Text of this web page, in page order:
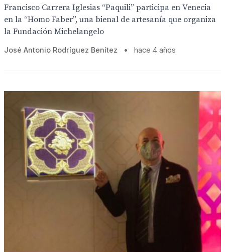
Francisco Carrera Iglesias “Paquili” participa en Venecia
en la “Homo Faber”, una bienal de artesanía que organiza
la Fundación Michelangelo
José Antonio Rodríguez Benítez • hace 4 años